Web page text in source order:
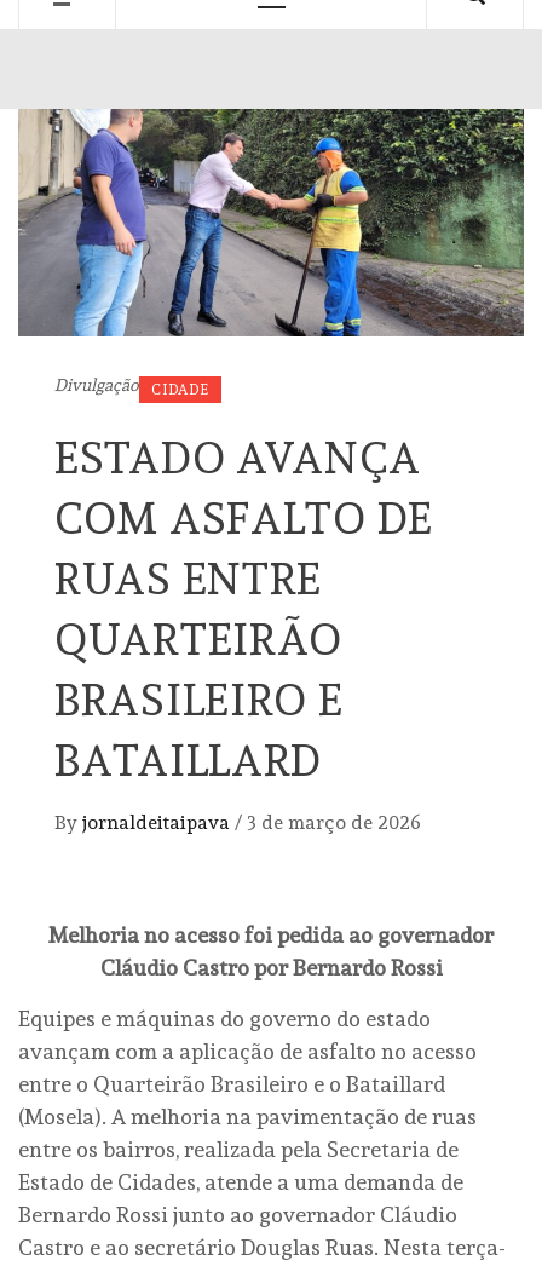
Divulgação CIDADE
ESTADO AVANÇA
COM ASFALTO DE
RUAS ENTRE
QUARTEIRÃO
BRASILEIRO E
BATAILLARD
By jornaldeitaipava / 3 de março de 2026
Melhoria no acesso foi pedida ao governador
Cláudio Castro por Bernardo Rossi
Equipes e máquinas do governo do estado
avançam com a aplicação de asfalto no acesso
entre o Quarteirão Brasileiro e o Bataillard
(Mosela). A melhoria na pavimentação de ruas
entre os bairros, realizada pela Secretaria de
Estado de Cidades, atende a uma demanda de
Bernardo Rossi junto ao governador Cláudio
Castro e ao secretário Douglas Ruas. Nesta terça-